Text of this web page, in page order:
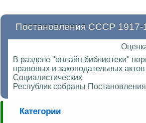
Постановления СССР 1917-
В разделе "онлайн библиотеки"
правовых и законодательных
Социалистических
Республик собраны
Категории